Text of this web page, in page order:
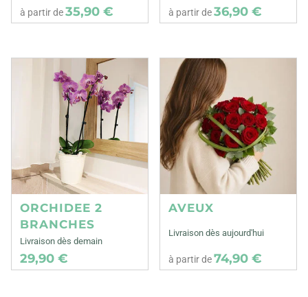
à partir de35,90 € à partir de36,90 €
ORCHIDEE 2
BRANCHES
Livraison dès demain
29,90 €
AVEUX
Livraison dès aujourd'hui
à partir de74,90 €